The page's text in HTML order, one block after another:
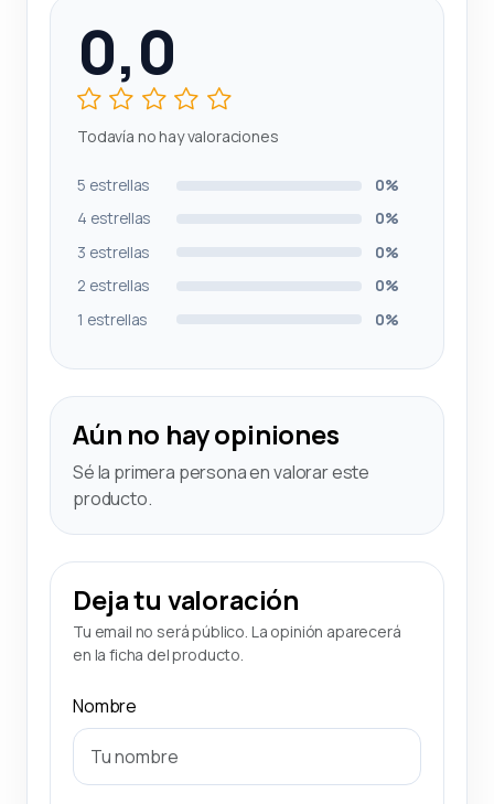
0,0
Todavía no hay valoraciones
5 estrellas
0%
4 estrellas
0%
3 estrellas
0%
2 estrellas
0%
1 estrellas
0%
Aún no hay opiniones
Sé la primera persona en valorar este
producto.
Deja tu valoración
Tu email no será público. La opinión aparecerá
en la ficha del producto.
Nombre